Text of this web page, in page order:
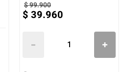
$99.900
$ 39.960